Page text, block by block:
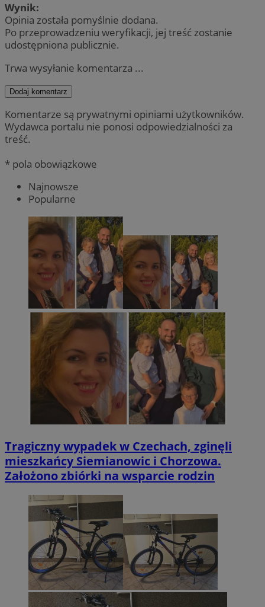
Wynik:
Opinia została pomyślnie dodana.
Po przeprowadzeniu weryfikacji, jej treść zostanie
udostępniona publicznie.
Trwa wysyłanie komentarza ...
Dodaj komentarz
Komentarze są prywatnymi opiniami użytkowników.
Wydawca portalu nie ponosi odpowiedzialności za
treść.
* pola obowiązkowe
Najnowsze
Popularne
Tragiczny wypadek w Czechach, zginęli
mieszkańcy Siemianowic i Chorzowa.
Założono zbiórki na wsparcie rodzin